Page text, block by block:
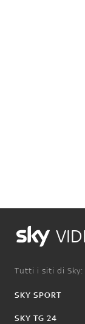
Tutti i siti di Sky:
SKY SPORT
SKY TG 24